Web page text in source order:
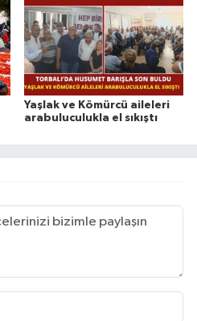
Yaşlak ve Kömürcü aileleri
arabuluculukla el sıkıştı